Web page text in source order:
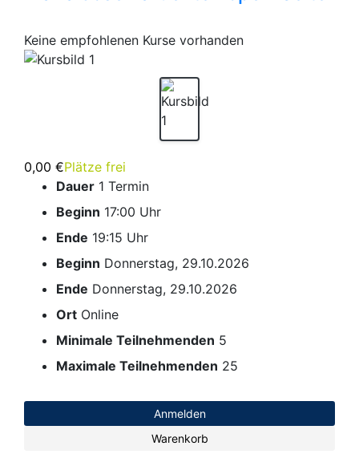
Keine empfohlenen Kurse vorhanden
0,00 €Plätze frei
Dauer 1 Termin
Beginn 17:00 Uhr
Ende 19:15 Uhr
Beginn Donnerstag, 29.10.2026
Ende Donnerstag, 29.10.2026
Ort Online
Minimale Teilnehmenden 5
Maximale Teilnehmenden 25
Anmelden
Warenkorb